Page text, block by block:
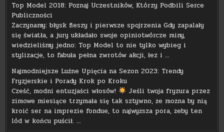
Top Model 2018: Poznaj Uczestników, Którzy Podbili Serce
Publiczności
Zaczynamy: błysk fleszy i pierwsze spojrzenia Gdy zapalały
się światła, a jury układało swoje opiniotwórcze miny,
wiedzieliśmy jedno: Top Model to nie tylko wybieg i
stylizacje, to fabuła pełna zwrotów akcji, łez i …
Najmodniejsze Luźne Upięcia na Sezon 2023: Trendy
Fryzjerskie i Porady Krok po Kroku
Cześć, modni entuzjaści włosów!
Jeśli twoja fryzura przez
zimowe miesiące trzymała się tak sztywno, że można by nią
kroić ser na imprezie fondue, to najwyższa pora, żeby ten
lód w końcu puścił. …